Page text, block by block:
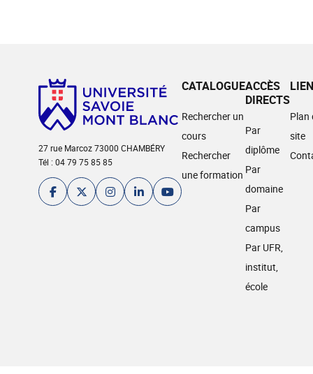
27 rue Marcoz 73000 CHAMBÉRY
Tél : 04 79 75 85 85
CATALOGUE
Rechercher un
cours
Rechercher
une formation
ACCÈS
DIRECTS
Par
diplôme
Par
domaine
Par
campus
Par UFR,
institut,
école
Plan
site